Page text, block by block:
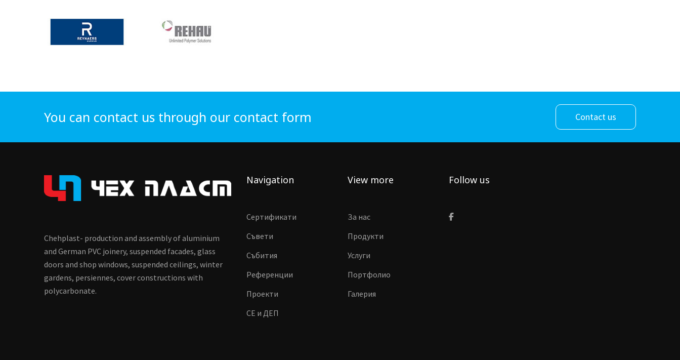
You can contact us through our contact form Contact us
Chehplast- production and assembly of aluminium
and German PVC joinery, suspended facades, glass
doors and shop windows, suspended ceilings, winter
gardens, persiennes, cover constructions with
polycarbonate.
Navigation
Сертификати
Съвети
Събития
Референции
Проекти
CE и ДЕП
View more
За нас
Продукти
Услуги
Портфолио
Галерия
Follow us